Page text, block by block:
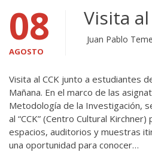
08
AGOSTO
Visita al
Juan Pablo
Visita al CCK junto a estudiantes
Mañana. En el marco de las
Metodología de la Investigación,
al “CCK” (Centro Cultural
espacios, auditorios y muestras
una oportunidad para conocer…